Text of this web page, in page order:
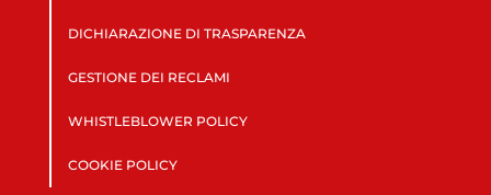
DICHIARAZIONE DI TRASPARENZA
GESTIONE DEI RECLAMI
WHISTLEBLOWER POLICY
COOKIE POLICY